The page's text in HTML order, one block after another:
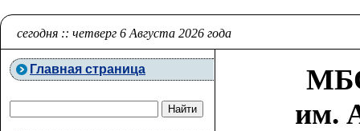
сегодня :: четверг 6 Августа 2026 года
Главная страница
им.